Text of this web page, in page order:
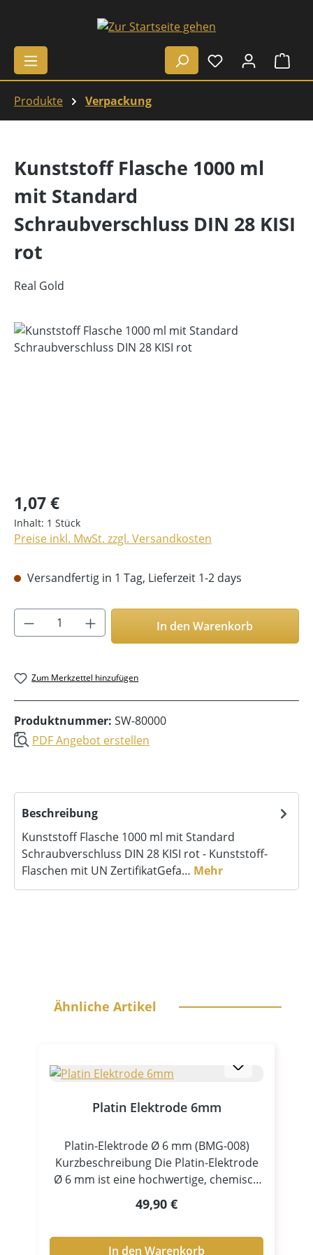
Zum Hauptinhalt springen
Produkte Verpackung
Kunststoff Flasche 1000 ml
mit Standard
Schraubverschluss DIN 28 KISI
rot
Real Gold
Bildergalerie überspringen
1,07 €
Inhalt: 1 Stück
Preise inkl. MwSt. zzgl. Versandkosten
Versandfertig in 1 Tag, Lieferzeit 1-2 days
Produkt Anzahl: Gib den gewünschten
In den Warenkorb
Zum Merkzettel hinzufügen
Produktnummer: SW-80000
PDF Angebot erstellen
Beschreibung
Kunststoff Flasche 1000 ml mit Standard
Schraubverschluss DIN 28 KISI rot - Kunststoff-
Flaschen mit UN ZertifikatGefa… Mehr
Ähnliche Artikel
Platin Elektrode 6mm
Platin-Elektrode Ø 6 mm (BMG-008)
Kurzbeschreibung Die Platin-Elektrode
Ø 6 mm ist eine hochwertige, chemisch
äußerst beständige Elektrode aus Platin,
entwickelt für anspruchsvolle
hervorragende Beständigkeit gegenüber
Regulärer Preis:
49,90 €
In den Warenkorb